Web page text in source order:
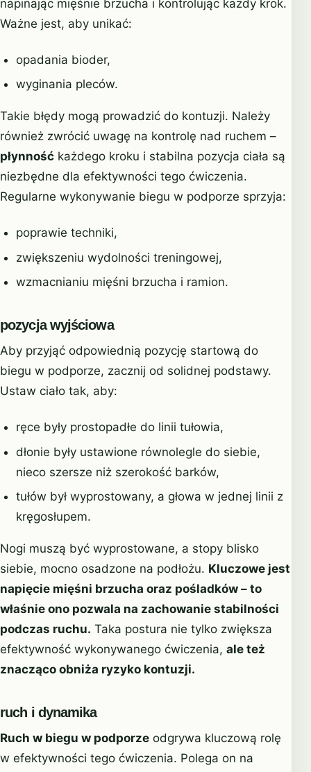
napinając mięśnie brzucha i kontrolując każdy krok.
Ważne jest, aby unikać:
opadania bioder,
wyginania pleców.
Takie błędy mogą prowadzić do kontuzji. Należy
również zwrócić uwagę na kontrolę nad ruchem –
płynność każdego kroku i stabilna pozycja ciała są
niezbędne dla efektywności tego ćwiczenia.
Regularne wykonywanie biegu w podporze sprzyja:
poprawie techniki,
zwiększeniu wydolności treningowej,
wzmacnianiu mięśni brzucha i ramion.
pozycja wyjściowa
Aby przyjąć odpowiednią pozycję startową do
biegu w podporze, zacznij od solidnej podstawy.
Ustaw ciało tak, aby:
ręce były prostopadłe do linii tułowia,
dłonie były ustawione równolegle do siebie,
nieco szersze niż szerokość barków,
tułów był wyprostowany, a głowa w jednej linii z
kręgosłupem.
Nogi muszą być wyprostowane, a stopy blisko
siebie, mocno osadzone na podłożu. Kluczowe jest
napięcie mięśni brzucha oraz pośladków – to
właśnie ono pozwala na zachowanie stabilności
podczas ruchu. Taka postura nie tylko zwiększa
efektywność wykonywanego ćwiczenia, ale też
znacząco obniża ryzyko kontuzji.
ruch i dynamika
Ruch w biegu w podporze odgrywa kluczową rolę
w efektywności tego ćwiczenia. Polega on na